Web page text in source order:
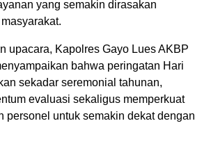
yang semakin dirasakan
upacara, Kapolres Gayo Lues AKBP
bahwa peringatan Hari
sekadar seremonial tahunan,
evaluasi sekaligus memperkuat
personel untuk semakin dekat dengan